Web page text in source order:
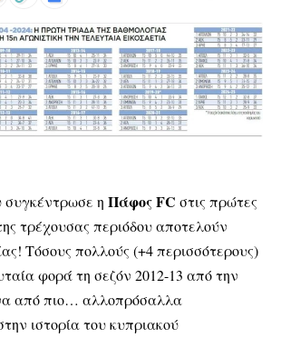
συγκέντρωσε η Πάφος FC στις πρώτες
τρέχουσας περιόδου αποτελούν
Τόσους πολλούς (+4 περισσότερους)
φορά τη σεζόν 2012-13 από την
από πιο… αλλοπρόσαλλα
ιστορία του κυπριακού